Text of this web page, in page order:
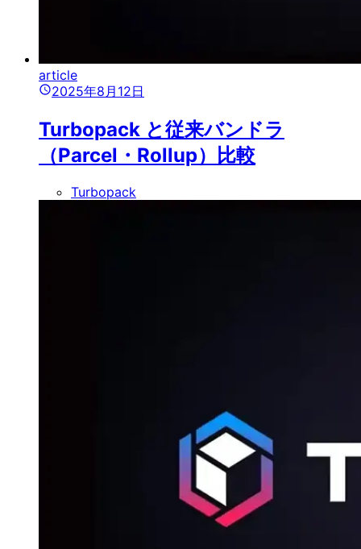
article
2025年8月12日
Turbopack と従来バンドラ
（Parcel・Rollup）比較
Turbopack